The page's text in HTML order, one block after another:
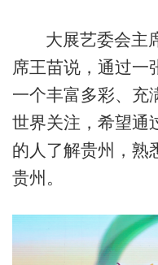
大展艺委会主
席王苗说，通过一
一个丰富多彩、充
世界关注，希望通
的人了解贵州，熟
贵州。